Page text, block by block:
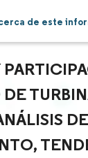
de este
DE